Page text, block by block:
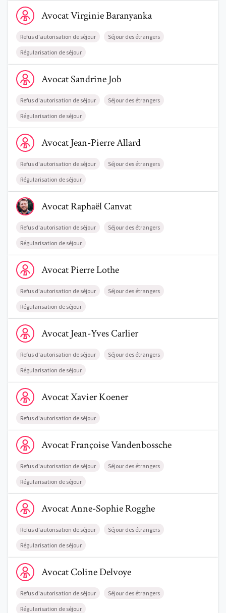
Comment nous vous aidons
Voir le profil de AvocatVirginie Baranyanka
AvocatVirginieBaranyanka
Refus d'autorisation de séjour Séjour des étrangers
Régularisation de séjour
Voir le profil de AvocatSandrine Job
AvocatSandrineJob
Refus d'autorisation de séjour Séjour des étrangers
Régularisation de séjour
Voir le profil de AvocatJean-Pierre Allard
AvocatJean-PierreAllard
Refus d'autorisation de séjour Séjour des étrangers
Régularisation de séjour
Voir le profil de AvocatRaphaël Canvat
AvocatRaphaëlCanvat
Refus d'autorisation de séjour Séjour des étrangers
Régularisation de séjour
Voir le profil de AvocatPierre Lothe
AvocatPierreLothe
Refus d'autorisation de séjour Séjour des étrangers
Régularisation de séjour
Voir le profil de AvocatJean-Yves Carlier
AvocatJean-YvesCarlier
Refus d'autorisation de séjour Séjour des étrangers
Régularisation de séjour
Voir le profil de AvocatXavier Koener
AvocatXavierKoener
Refus d'autorisation de séjour
Voir le profil de AvocatFrançoise Vandenbossche
AvocatFrançoiseVandenbossche
Refus d'autorisation de séjour Séjour des étrangers
Régularisation de séjour
Voir le profil de AvocatAnne-Sophie Rogghe
AvocatAnne-SophieRogghe
Refus d'autorisation de séjour Séjour des étrangers
Régularisation de séjour
Voir le profil de AvocatColine Delvoye
AvocatColineDelvoye
Refus d'autorisation de séjour Séjour des étrangers
Régularisation de séjour